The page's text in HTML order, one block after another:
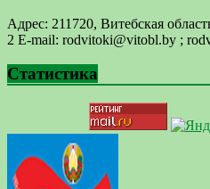
Адрес: 211720, Витебская
2 E-mail: ​rodvitoki@​​vitobl​.by ;
Статистика